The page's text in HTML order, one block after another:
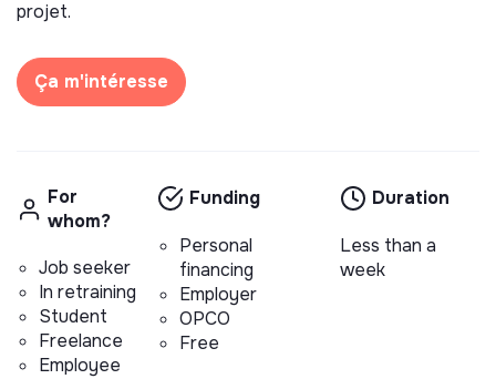
projet.
Ça m'intéresse
For
whom?
Job seeker
In retraining
Student
Freelance
Employee
Funding
Personal
financing
Employer
OPCO
Free
Duration
Less than a
week